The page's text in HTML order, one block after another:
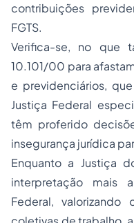
contribuições
FGTS.
Verifica-se, no que
10.101/00 para
e previdenciários,
Justiça Federal
têm proferido
insegurança jurídica
Enquanto a Justiça
interpretação mais
Federal,